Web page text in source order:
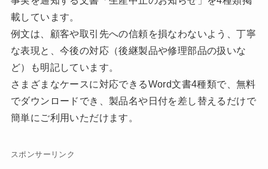
載しています。
例文は、顧客や取引先への信頼を損なわないよう、丁寧
な表現と、今後の対応（後継製品や修理部品の扱いな
ど）も明記しています。
さまざまなケースに対応できるWord文書4種類で、無料
でダウンロードでき、製品名や日付を差し替えるだけで
簡単にご利用いただけます。
スポンサーリンク